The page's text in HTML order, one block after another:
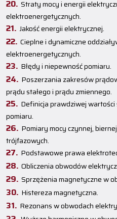
Straty mocy i energii
elektroenergetycznych.
Jakość energii elektrycznej.
Cieplne i dynamiczne
elektroenergetycznych.
Błędy i niepewność pomiaru.
Poszerzania zakresów
prądu stałego i prądu zmiennego.
Definicja prawdziwej
pomiaru.
Pomiary mocy czynnej,
trójfazowych.
Podstawowe prawa
Obliczenia obwodów
Sprzężenia magnetyczne w
Histereza magnetyczna.
Rezonans w obwodach